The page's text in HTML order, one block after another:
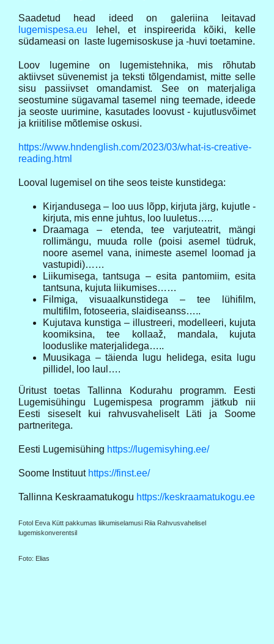
Saadetud head ideed on galeriina leitavad
lugemispesa.eu lehel, et inspireerida kõiki, kelle
südameasi on laste lugemisoskuse ja -huvi toetamine.
Loov lugemine on lugemistehnika, mis rõhutab
aktiivset süvenemist ja teksti tõlgendamist, mitte selle
sisu passiivset omandamist. See on materjaliga
seostumine sügavamal tasemel ning teemade, ideede
ja seoste uurimine, kasutades loovust - kujutlusvõimet
ja kriitilise mõtlemise oskusi.
https://www.hndenglish.com/2023/03/what-is-creative-
reading.html
Looval lugemisel on tihe seos teiste kunstidega:
Kirjandusega – loo uus lõpp, kirjuta järg, kujutle -
kirjuta, mis enne juhtus, loo luuletus…..
Draamaga – etenda, tee varjuteatrit, mängi
rollimängu, muuda rolle (poisi asemel tüdruk,
noore asemel vana, inimeste asemel loomad ja
vastupidi)……
Liikumisega, tantsuga – esita pantomiim, esita
tantsuna, kujuta liikumises……
Filmiga, visuaalkunstidega – tee lühifilm,
multifilm, fotoseeria, slaidiseanss…..
Kujutava kunstiga – illustreeri, modelleeri, kujuta
koomiksina, tee kollaaž, mandala, kujuta
looduslike materjalidega…..
Muusikaga – täienda lugu helidega, esita lugu
pillidel, loo laul….
Üritust toetas Tallinna Kodurahu programm. Eesti
Lugemisühingu Lugemispesa programm jätkub nii
Eesti siseselt kui rahvusvaheliselt Läti ja Soome
partneritega.
Eesti Lugemisühing https://lugemisyhing.ee/
Soome Instituut https://finst.ee/
Tallinna Keskraamatukogu https://keskraamatukogu.ee
Fotol Eeva Kütt pakkumas liikumiselamusi Riia Rahvusvahelisel
lugemiskonverentsil
Foto: Elias